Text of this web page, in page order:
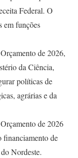
Federal. O
em funções
de 2026,
da Ciência,
políticas de
agrárias e da
de 2026
financiamento de
Nordeste.